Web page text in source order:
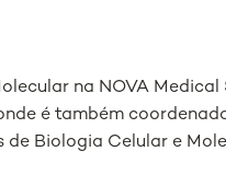
na NOVA Medical
é também
Biologia Celular e